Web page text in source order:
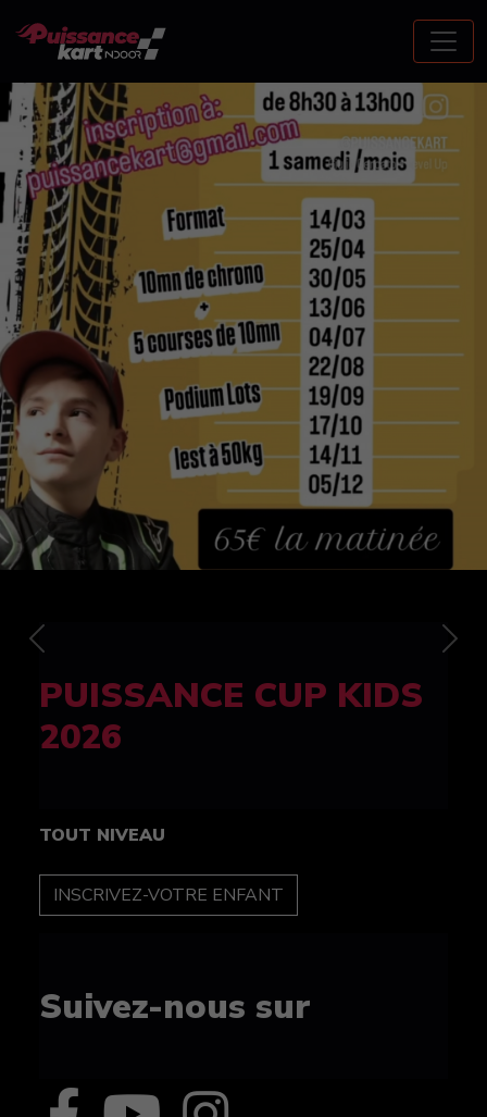
FELINE CUP 100%
féminine
TOUT NIVEAU
INSCRIPTION
Suivez-nous sur
Previous Next